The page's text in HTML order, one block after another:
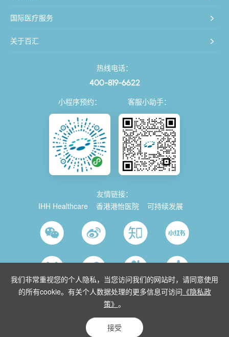
我们非常重视您的个人隐私，当您访问我们的网站时，请同意使用
的所有cookie。有关个人数据处理的更多信息可访问 《隐私政
策》 。
接受
国际医疗服务
关于百汇
热线电话：
400-819-6622
小程序预约： 客服小助手：
友情链接：
IHH Healthcare
香港港怡医院 可持续发展
沪ICP备2021035743号-1
沪卫（中医）网复审[2015]第10152号
Powered by Yongsy